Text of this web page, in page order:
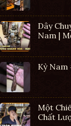
Dây
Nam |
Kỳ
Một
Chất